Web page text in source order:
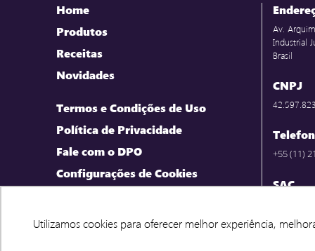
Utilizamos cookies para oferecer melhor experiência,
Utilizamos cookies para oferecer melhor experiência,
Home
Produtos
Receitas
Novidades
Termos e Condições de Uso
Política de Privacidade
Fale com o DPO
Configurações de Cookies
Av.
Industrial
Brasil
CNPJ
+55 (11)
SAC